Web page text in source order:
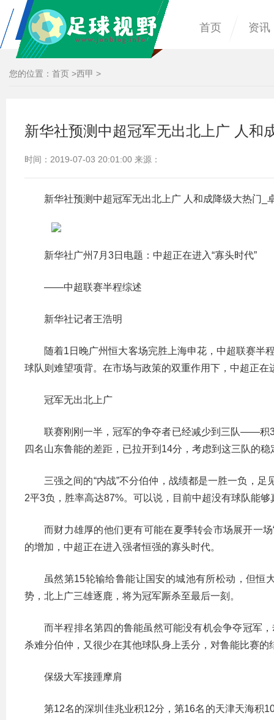
首页 资讯
您的位置： 首页 >西甲 >
新华社预测中超冠军无出北上广 人和
时间：2019-07-03 20:01:00 来源：
新华社预测中超冠军无出北上广 人和成降级大热门_
新华社广州7月3日电题：中超正在进入“寡头时代”
——中超联赛半程综述
新华社记者王浩明
随着1日晚广州恒大客场完胜上海申花，中超联赛半
球队则难望项背。在市场与政策的双重作用下，中超正在
冠军无出北上广
联赛刚刚一半，冠军的争夺者已经减少到三队——积
四名山东鲁能的差距，已拉开到14分，考虑到这三队的
三强之间的“内战”不分伯仲，战绩都是一胜一负，
2平3负，胜率高达87%。可以说，目前中超没有球队能够
而财力雄厚的他们更有可能在夏季转会市场展开一
的增加，中超正在进入强者恒强的寡头时代。
虽然第15轮输给鲁能让国安的城池有所松动，但恒
势，北上广三雄逐鹿，将为冠军厮杀至最后一刻。
而半程排名第四的鲁能虽然可能没有机会争夺冠军
杀难分伯仲，又很少在其他球队身上丢分，对鲁能比赛
保级大军接踵摩肩
第12名的深圳佳兆业积12分，第16名的天津天海积